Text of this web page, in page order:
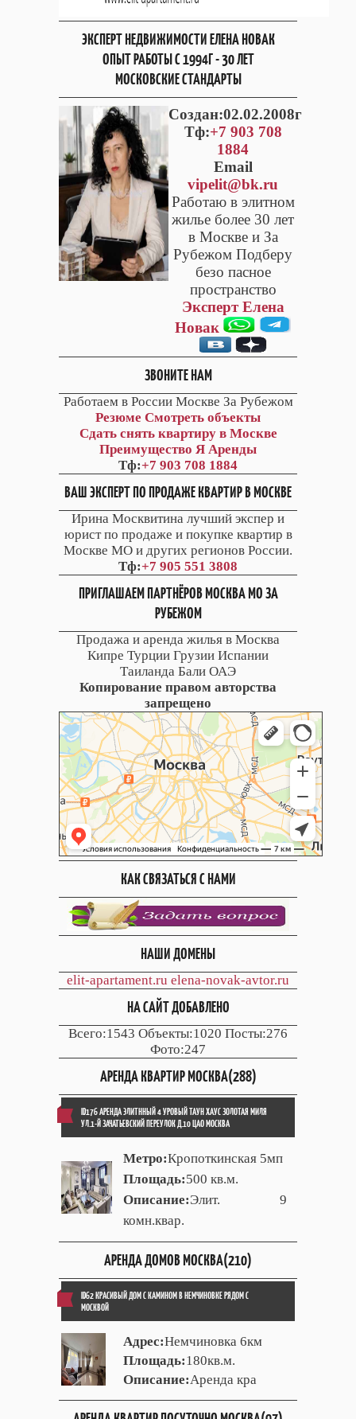
ЭКСПЕРТ НЕДВИЖИМОСТИ ЕЛЕНА НОВАК
ОПЫТ РАБОТЫ С 1994Г - 30 ЛЕТ
МОСКОВСКИЕ СТАНДАРТЫ
Cоздан:02.02.2008г
Тф:+7 903 708
1884
Email
vipelit@bk.ru
Работаю в элитном
жилье более 30 лет
в Москве и За
Рубежом Подберу
безо пасное
пространство
Эксперт Елена
Новак
ЗВОНИТЕ НАМ
Работаем в России Москве За Рубежом
Резюме Смотреть объекты
Сдать снять квартиру в Москве
Преимущество Я Аренды
Тф:+7 903 708 1884
ВАШ ЭКСПЕРТ ПО ПРОДАЖЕ КВАРТИР В МОСКВЕ
Ирина Москвитина лучший экспер и
юрист по продаже и покупке квартир в
Москве МО и других регионов России.
Тф:+7 905 551 3808
ПРИГЛАШАЕМ ПАРТНЁРОВ МОСКВА МО ЗА
РУБЕЖОМ
Продажа и аренда жилья в Москва
Кипре Турции Грузии Испании
Таиланда Бали ОАЭ
Копирование правом авторства
запрещено
КАК СВЯЗАТЬСЯ С НАМИ
НАШИ ДОМЕНЫ
elit-apartament.ru elena-novak-avtor.ru
НА САЙТ ДОБАВЛЕНО
Всего:1543 Объекты:1020 Посты:276
Фото:247
АРЕНДА КВАРТИР МОСКВА(288)
ID176 АРЕНДА ЭЛИТННЫЙ 4 УРОВЫЙ ТАУН ХАУС ЗОЛОТАЯ МИЛЯ
УЛ.1-Й ЗАЧАТЬЕВСКИЙ ПЕРЕУЛОК Д.10 ЦАО МОСКВА
Метро:Кропоткинская 5мп
Площадь:500 кв.м.
Описание:Элит. 9
комн.квар.
АРЕНДА ДОМОВ МОСКВА(210)
ID62 КРАСИВЫЙ ДОМ С КАМИНОМ В НЕМЧИНОВКЕ РЯДОМ С
МОСКВОЙ
Адрес:Немчиновка 6км
Площадь:180кв.м.
Описание:Аренда кра